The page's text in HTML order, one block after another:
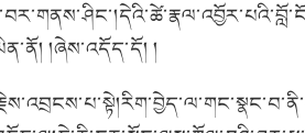
།ཞེས་འདོད་དོ། །